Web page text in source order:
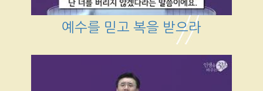
예수를 믿고 복을 받으라